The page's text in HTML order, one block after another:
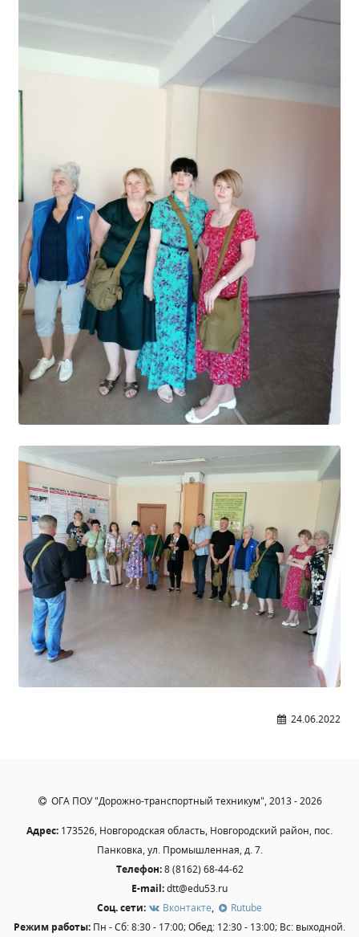
24.06.2022
ОГА ПОУ "Дорожно-транспортный техникум", 2013 - 2026
Адрес: 173526, Новгородская область, Новгородский район, пос.
Панковка, ул. Промышленная, д. 7.
Телефон:8 (8162) 68-44-62
E-mail:dtt@edu53.ru
Соц. сети:
Вконтакте,
Rutube
Режим работы: Пн - Сб: 8:30 - 17:00; Обед: 12:30 - 13:00; Вс: выходной.